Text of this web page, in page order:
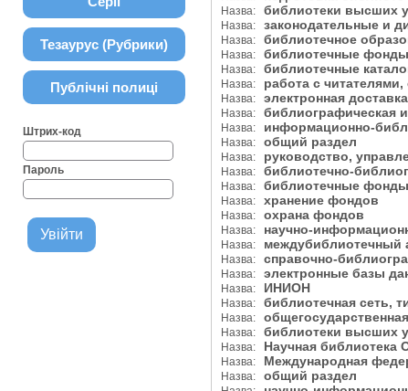
Тезаурус (Рубрики)
Публічні полиці
Штрих-код
Пароль
Назва: библиотеки высших
Назва: законодательные и
Назва: библиотечное
Назва: библиотечные фонды
Назва: библиотечные
Назва: работа с
Назва: электронная
Назва: библиографическая
Назва: информационно-
Назва: общий раздел
Назва: руководство,
Назва: библиотечно-
Назва: библиотечные
Назва: хранение фондов
Назва: охрана фондов
Назва: научно-
Назва: междубиблиотечный
Назва: справочно-
Назва: электронные базы
Назва: ИНИОН
Назва: библиотечная сеть,
Назва:
Назва: библиотеки высших
Назва: Научная библиотека
Назва: Международная
Назва: общий раздел